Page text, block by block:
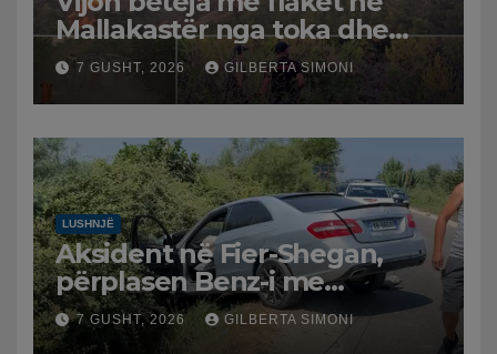
Mallakastër nga toka dhe
nga ajri me dy helikopterë.
7 GUSHT, 2026 GILBERTA SIMONI
LUSHNJË
Aksident në Fier-Shegan,
përplasen Benz-i me
furgonin, plagoset një i
moshuar
7 GUSHT, 2026 GILBERTA SIMONI